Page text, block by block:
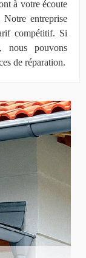
à votre écoute
entreprise
compétitif. Si
nous pouvons
de réparation.